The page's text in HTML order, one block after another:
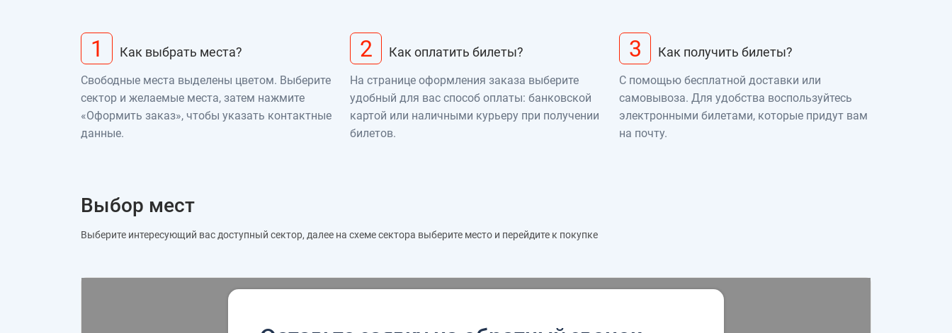
1 Как выбрать места?
Свободные места выделены цветом. Выберите
сектор и желаемые места, затем нажмите
«Оформить заказ», чтобы указать контактные
данные.
2 Как оплатить билеты?
На странице оформления заказа выберите
удобный для вас способ оплаты: банковской
картой или наличными курьеру при получении
билетов.
3 Как получить билеты?
С помощью бесплатной доставки или
самовывоза. Для удобства воспользуйтесь
электронными билетами, которые придут вам
на почту.
Выбор мест
Выберите интересующий вас доступный сектор, далее на схеме сектора выберите место и перейдите к покупке